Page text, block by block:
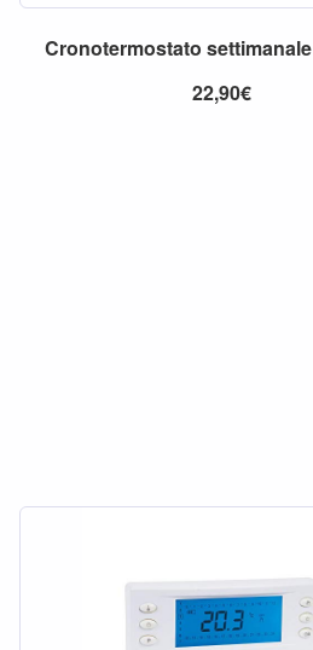
Cronotermostato settimanale
22,90€